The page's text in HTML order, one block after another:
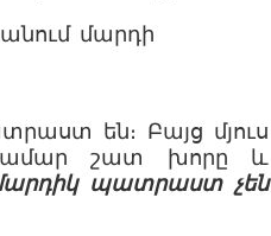
մարդի
են։ Բայց մյուս
շատ խորը և
պատրաստ չեն